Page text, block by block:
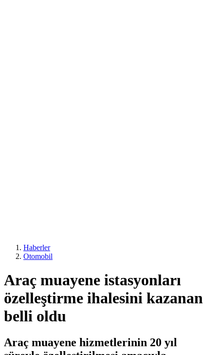
Haberler
Otomobil
Araç muayene istasyonları
özelleştirme ihalesini kazanan
belli oldu
Araç muayene hizmetlerinin 20 yıl